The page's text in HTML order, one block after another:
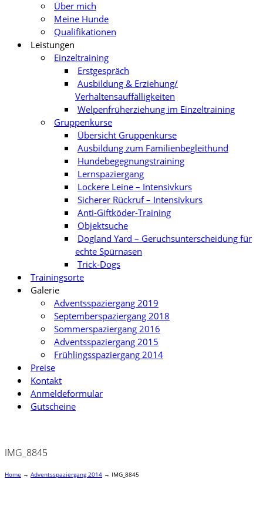
Über mich
Meine Hunde
Qualifikationen
Leistungen
Einzeltraining
Erstgespräch
Ausbildung & Erziehung/
Verhaltensauffälligkeiten
Welpenfrüherziehung im Einzeltraining
Gruppenkurse
Übersicht Gruppenkurse
Ausbildung zum Familienbegleithund
Hundebegegnungstraining
Lernspaziergang
Lockere Leine – Intensivkurs
Sicherer Rückruf – Intensivkurs
Anti-Giftköder-Training
Objektsuche
Dogland Yard – Geruchsunterscheidung für
echte Spürnasen
Trick-Dogs
Trainingsorte
Galerie
Adventsspaziergang 2019
Septemberspaziergang 2018
Sommerspaziergang 2016
Adventsspaziergang 2015
Frühlingsspaziergang 2014
Preise
Kontakt
Anmeldeformular
Gutscheine
IMG_8845
Home → Adventsspaziergang 2014 → IMG_8845